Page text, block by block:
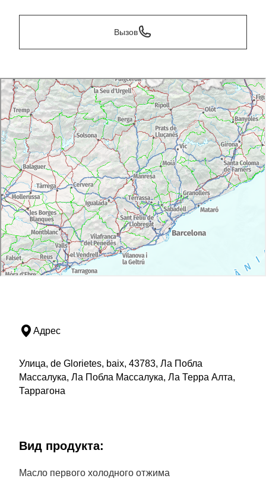
Вызов
Адрес
Улица, de Glorietes, baix, 43783, Ла Побла
Массалука, Ла Побла Массалука, Ла Терра Алта,
Таррагона
Bид продукта:
Масло первого холодного отжима